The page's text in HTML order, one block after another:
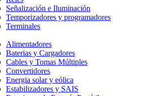
Señalización e Iluminación
Temporizadores y programadores
Terminales
Alimentadores
Baterias y Cargadores
Cables y Tomas Múltiples
Convertidores
Energia solar y eólica
Estabilizadores y SAIS